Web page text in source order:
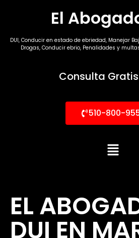
El
DUI, Conducir en estado de ebriedad, Manejar
Drogas, Conducir ebrio, Penalidades y
Consulta
510-800-
EL
DUI EN